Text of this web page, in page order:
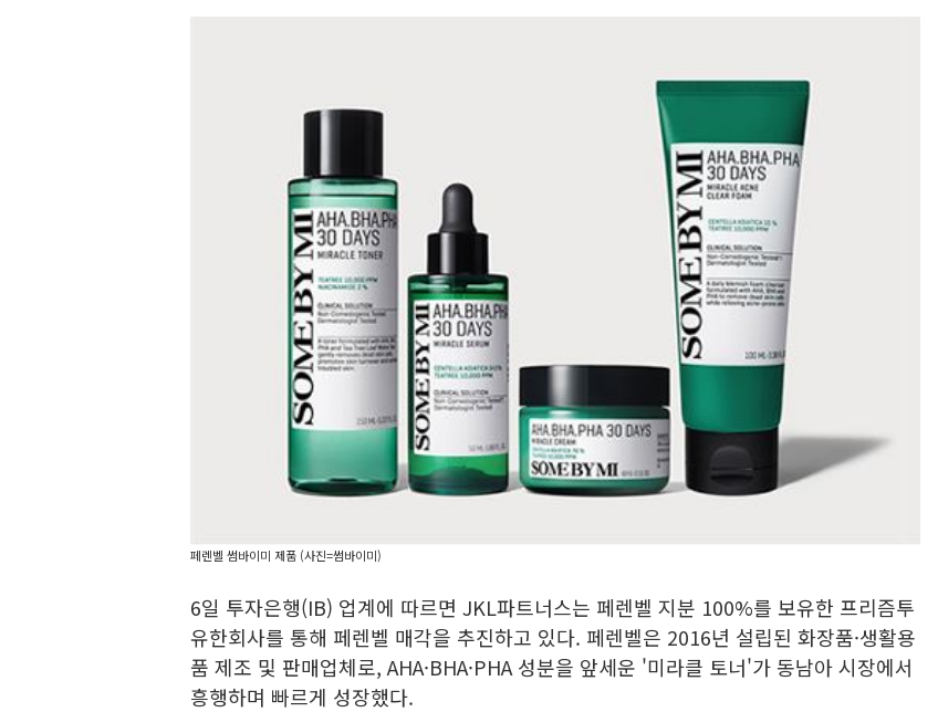
페렌벨 썸바이미 제품 (사진=썸바이미)
6일 투자은행(IB) 업계에 따르면 JKL파트너스는 페렌벨 지분 100%를 보유한 프리즘투
유한회사를 통해 페렌벨 매각을 추진하고 있다. 페렌벨은 2016년 설립된 화장품·생활용
품 제조 및 판매업체로, AHA·BHA·PHA 성분을 앞세운 '미라클 토너'가 동남아 시장에서
흥행하며 빠르게 성장했다.